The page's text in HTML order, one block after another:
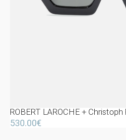
ROBERT LAROCHE +
530.00€